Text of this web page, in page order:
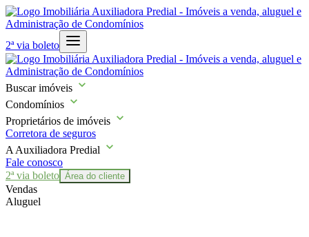
2ª via boleto
Buscar imóveis
Condomínios
Proprietários de imóveis
Corretora de seguros
A Auxiliadora Predial
Fale conosco
2ª via boleto Área do cliente
Vendas
Aluguel